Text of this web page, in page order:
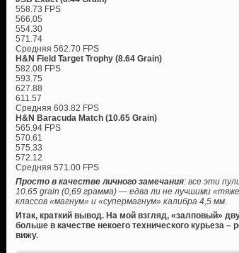
558.73 FPS
566.05
554.30
571.74
Средняя 562.70 FPS
H&N Field Target Trophy (8.64 Grain)
582.08 FPS
593.75
627.88
611.57
Средняя 603.82 FPS
H&N Baracuda Match (10.65 Grain)
565.94 FPS
570.61
575.33
572.12
Средняя 571.00 FPS
Просто в качестве личного замечания: все эти
10.65 grain (0,69 грамма) — едва ли не лучшими
классов «магнум» и «супермагнум» калибра 4,5 мм.
Итак, краткий вывод. На мой взгляд, «залповый»
больше в качестве некоего технического курьеза
вижу.